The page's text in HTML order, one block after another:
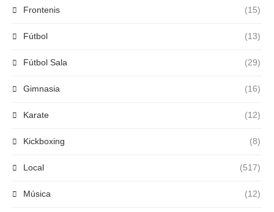
Frontenis (15)
Fútbol (13)
Fútbol Sala (29)
Gimnasia (16)
Karate (12)
Kickboxing (8)
Local (517)
Música (12)